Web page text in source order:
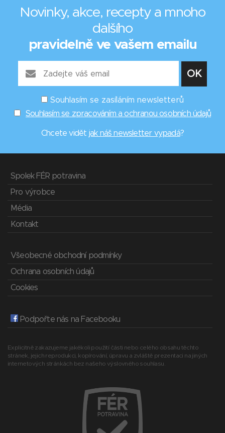
Novinky, akce, recepty a mnoho
dalšího
pravidelně ve vašem emailu
Souhlasím se zasíláním newsletterů
Souhlasím se zpracováním a ochranou osobních údajů
Chcete vidět jak náš newsletter vypadá?
Spolek FÉR potravina
Pro výrobce
Média
Kontakt
Všeobecné obchodní podmínky
Ochrana osobních údajů
Cookies
Podpořte nás na Facebooku
Explicitně zakazujeme jakékoli použití části nebo celého obsahu těchto
stránek, jejich reprodukci, kopírování, úpravu a zvláště prezentaci na jiných
internetových stránkách bez našeho výslovného souhlasu.